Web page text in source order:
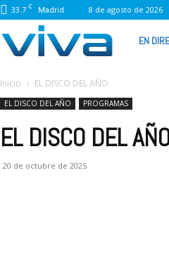
33.7 C Madrid 8 de agosto de 2026
VIVA
EN
Inicio EL DISCO DEL AÑO
EL DISCO DEL AÑO PROGRAMAS
EL DISCO DEL
20 de octubre de 2025